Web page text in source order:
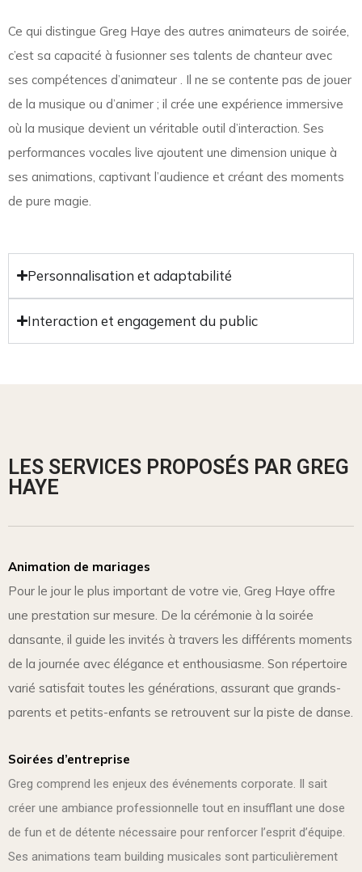
Ce qui distingue Greg Haye des autres animateurs de soirée,
c’est sa capacité à fusionner ses talents de chanteur avec
ses compétences d’animateur . Il ne se contente pas de jouer
de la musique ou d’animer ; il crée une expérience immersive
où la musique devient un véritable outil d’interaction. Ses
performances vocales live ajoutent une dimension unique à
ses animations, captivant l’audience et créant des moments
de pure magie.
Personnalisation et adaptabilité
Interaction et engagement du public
LES SERVICES PROPOSÉS PAR GREG
HAYE
Animation de mariages
Pour le jour le plus important de votre vie, Greg Haye offre
une prestation sur mesure. De la cérémonie à la soirée
dansante, il guide les invités à travers les différents moments
de la journée avec élégance et enthousiasme. Son répertoire
varié satisfait toutes les générations, assurant que grands-
parents et petits-enfants se retrouvent sur la piste de danse.
Soirées d’entreprise
Greg comprend les enjeux des événements corporate. Il sait
créer une ambiance professionnelle tout en insufflant une dose
de fun et de détente nécessaire pour renforcer l’esprit d’équipe.
Ses animations team building musicales sont particulièrement